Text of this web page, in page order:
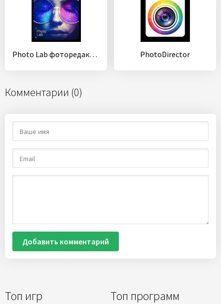
Топ игр Топ программ
Photo Lab фоторедактор: фото эффекты и арт фильтры PhotoDirector
Комментарии (0)
Добавить комментарий